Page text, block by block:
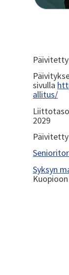
sivulla
allitus/
2029
Syksyn
Kuopioon